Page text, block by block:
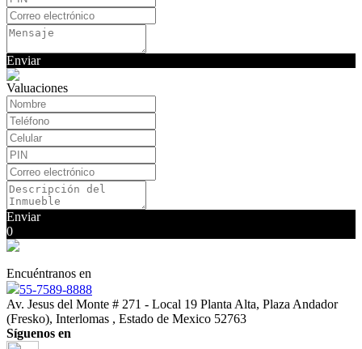
Enviar
Valuaciones
Enviar
0
Encuéntranos en
55-7589-8888
Av. Jesus del Monte # 271 - Local 19 Planta Alta, Plaza Andador
(Fresko), Interlomas , Estado de Mexico 52763
Síguenos en